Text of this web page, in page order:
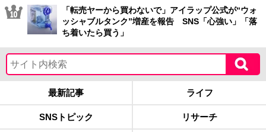
「転売ヤーから買わないで」アイラップ公式が“ウォ
ッシャブルタンク”増産を報告 SNS「心強い」「落
ち着いたら買う」
最新記事 ライフ
SNSトピック リサーチ